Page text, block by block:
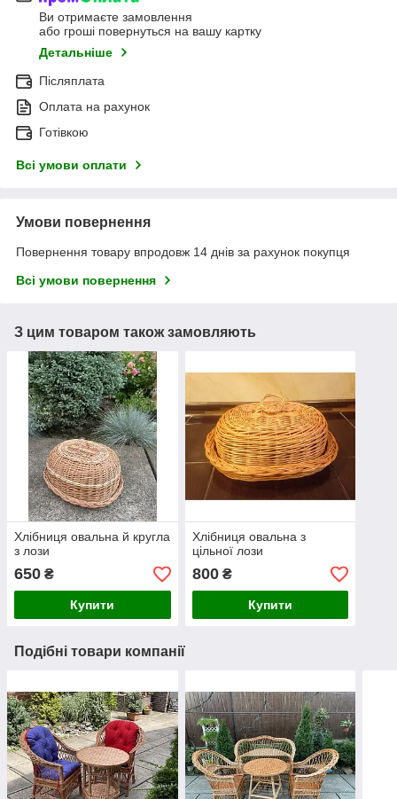
Ви отримаєте замовлення
або гроші повернуться на вашу картку
Детальніше
Післяплата
Оплата на рахунок
Готівкою
Всі умови оплати
Умови повернення
Повернення товару впродовж 14 днів за рахунок покупця
Всі умови повернення
З цим товаром також замовляють
Хлібниця овальна й кругла
з лози
650 ₴
Купити
Хлібниця овальна з
цільної лози
800₴
Купити
Подібні товари компанії